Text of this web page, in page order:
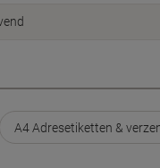
A4 Adresetiketten &